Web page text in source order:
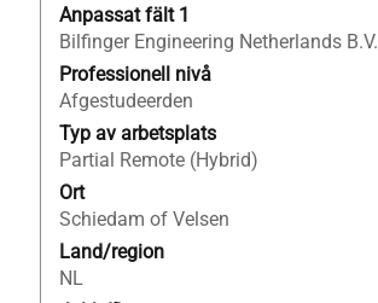
Anpassat fält 1
Bilfinger Engineering Netherlands B.V.
Professionell nivå
Afgestudeerden
Typ av arbetsplats
Partial Remote (Hybrid)
Ort
Schiedam of Velsen
Land/region
NL
för
att
visa
allt
innehåll
i
jobbeskrivningen.